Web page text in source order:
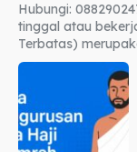
Hubungi:
tinggal atau
Terbatas)